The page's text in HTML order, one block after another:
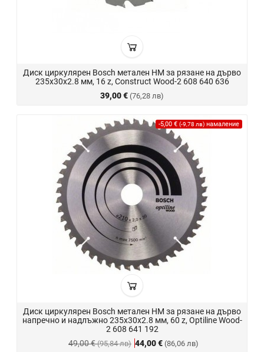
Диск циркулярен Bosch метален HM за рязане на дърво
235x30x2.8 мм, 16 z, Construct Wood-2 608 640 636
39,00 € (76,28 лв)
Диск циркулярен Bosch метален HM за рязане на дърво
напречно и надлъжно 235x30x2.8 мм, 60 z, Optiline Wood-
2 608 641 192
44,00 € (86,06 лв)
-5,00 € (-9,78 лв) намаление
49,00 €(95,84 лв)